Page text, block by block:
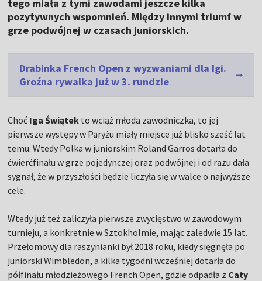
tego miała z tymi zawodami jeszcze kilka
pozytywnych wspomnień. Między innymi triumf w
grze podwójnej w czasach juniorskich.
Drabinka French Open z wyzwaniami dla Igi.
Groźna rywalka już w 3. rundzie
Choć Iga Świątek to wciąż młoda zawodniczka, to jej
pierwsze występy w Paryżu miały miejsce już blisko sześć lat
temu. Wtedy Polka w juniorskim Roland Garros dotarła do
ćwierćfinału w grze pojedynczej oraz podwójnej i od razu dała
sygnał, że w przyszłości będzie liczyła się w walce o najwyższe
cele.
Wtedy już też zaliczyła pierwsze zwycięstwo w zawodowym
turnieju, a konkretnie w Sztokholmie, mając zaledwie 15 lat.
Przełomowy dla raszynianki był 2018 roku, kiedy sięgnęła po
juniorski Wimbledon, a kilka tygodni wcześniej dotarła do
półfinału młodzieżowego French Open, gdzie odpadła z Caty